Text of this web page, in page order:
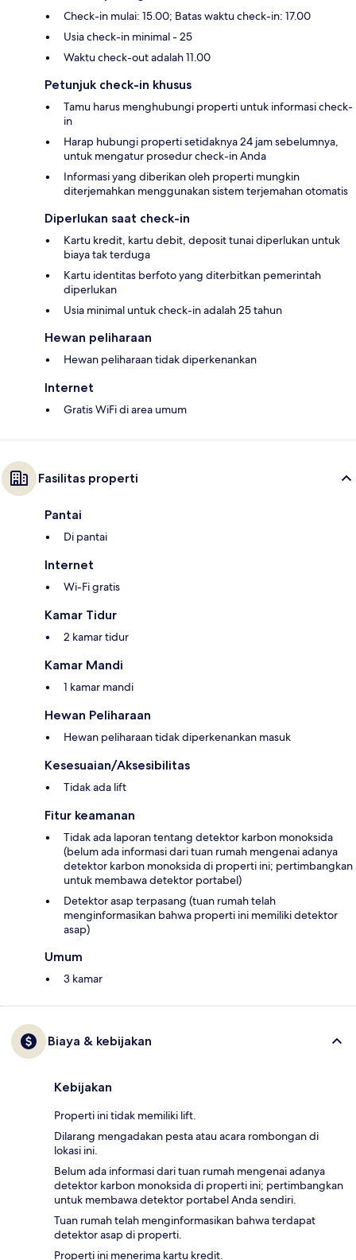
Check-in mulai: 15.00; Batas waktu check-in: 17.00
Usia check-in minimal - 25
Waktu check-out adalah 11.00
Petunjuk check-in khusus
Tamu harus menghubungi properti untuk informasi check-
in
Harap hubungi properti setidaknya 24 jam sebelumnya,
untuk mengatur prosedur check-in Anda
Informasi yang diberikan oleh properti mungkin
diterjemahkan menggunakan sistem terjemahan otomatis
Diperlukan saat check-in
Kartu kredit, kartu debit, deposit tunai diperlukan untuk
biaya tak terduga
Kartu identitas berfoto yang diterbitkan pemerintah
diperlukan
Usia minimal untuk check-in adalah 25 tahun
Hewan peliharaan
Hewan peliharaan tidak diperkenankan
Internet
Gratis WiFi di area umum
Fasilitas properti
Pantai
Di pantai
Internet
Wi-Fi gratis
Kamar Tidur
2 kamar tidur
Kamar Mandi
1 kamar mandi
Hewan Peliharaan
Hewan peliharaan tidak diperkenankan masuk
Kesesuaian/Aksesibilitas
Tidak ada lift
Fitur keamanan
Tidak ada laporan tentang detektor karbon monoksida
(belum ada informasi dari tuan rumah mengenai adanya
detektor karbon monoksida di properti ini; pertimbangkan
untuk membawa detektor portabel)
Detektor asap terpasang (tuan rumah telah
menginformasikan bahwa properti ini memiliki detektor
asap)
Umum
3 kamar
Biaya & kebijakan
Kebijakan
Properti ini tidak memiliki lift.
Dilarang mengadakan pesta atau acara rombongan di
lokasi ini.
Belum ada informasi dari tuan rumah mengenai adanya
detektor karbon monoksida di properti ini; pertimbangkan
untuk membawa detektor portabel Anda sendiri.
Tuan rumah telah menginformasikan bahwa terdapat
detektor asap di properti.
Properti ini menerima kartu kredit.